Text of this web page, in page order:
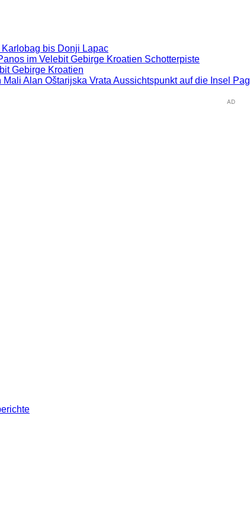
Karlobag bis Donji Lapac
im Velebit Gebirge Kroatien Schotterpiste
Gebirge Kroatien
Mali Alan Oštarijska Vrata Aussichtspunkt auf die Insel Pag
AD